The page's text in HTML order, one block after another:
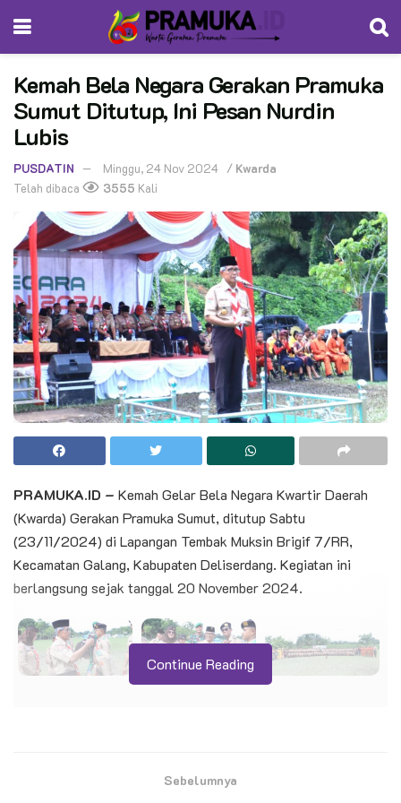
Kemah Bela Negara Gerakan Pramuka
Sumut Ditutup, Ini Pesan Nurdin
Lubis
PUSDATIN Minggu, 24 Nov 2024 / Kwarda
Telah dibaca
3555 Kali
PRAMUKA.ID – Kemah Gelar Bela Negara Kwartir Daerah
(Kwarda) Gerakan Pramuka Sumut, ditutup Sabtu
(23/11/2024) di Lapangan Tembak Muksin Brigif 7/RR,
Kecamatan Galang, Kabupaten Deliserdang. Kegiatan ini
berlangsung sejak tanggal 20 November 2024.
mendapatkan materi tentang bela negara, tugas sebagai
Continue Reading
Sebelumnya